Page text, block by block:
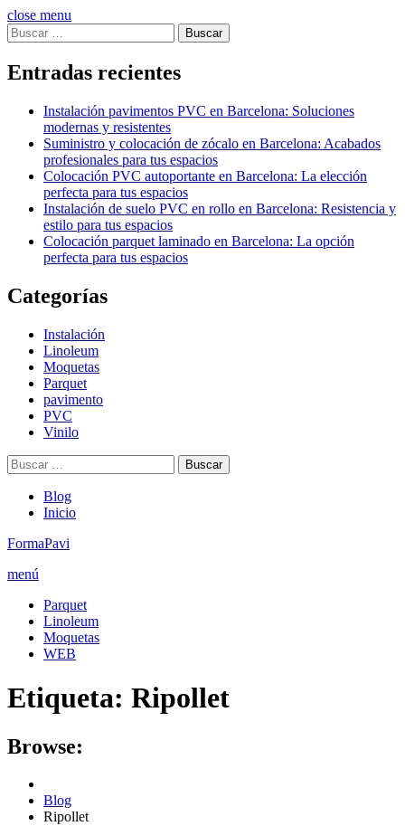
close menu
Buscar:
Entradas recientes
Instalación pavimentos PVC en Barcelona: Soluciones
modernas y resistentes
Suministro y colocación de zócalo en Barcelona: Acabados
profesionales para tus espacios
Colocación PVC autoportante en Barcelona: La elección
perfecta para tus espacios
Instalación de suelo PVC en rollo en Barcelona: Resistencia y
estilo para tus espacios
Colocación parquet laminado en Barcelona: La opción
perfecta para tus espacios
Categorías
Instalación
Linoleum
Moquetas
Parquet
pavimento
PVC
Vinilo
Buscar:
Blog
Inicio
FormaPavi
menú
Parquet
Linoleum
Moquetas
WEB
Etiqueta: Ripollet
Browse:
Blog
Ripollet